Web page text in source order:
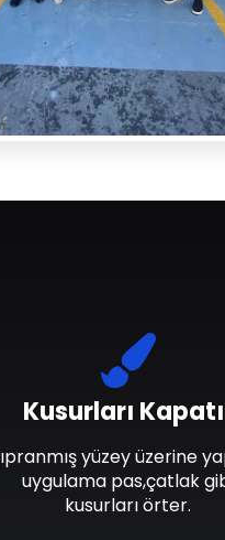
Kusurları
yüzey üzerine
uygulama pas,çatlak
kusurları örter.